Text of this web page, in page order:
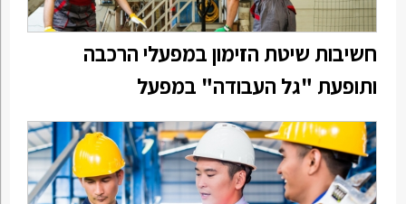
חשיבות שיטת הזימון במפעלי הרכבה
ותופעת "גל העבודה" במפעל